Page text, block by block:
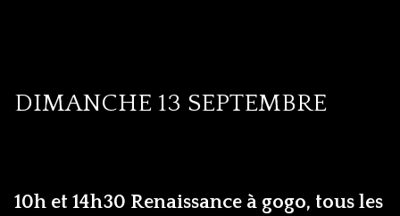
DIMANCHE 13 SEPTEMBRE
10h et 14h30 Renaissance à gogo, tous les